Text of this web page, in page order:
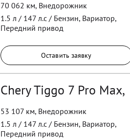
70 062 км, Внедорожник
1.5 л / 147л.с / Бензин, Вариатор,
Передний привод
Оставить заявку
Chery Tiggo 7 Pro Max,
53 107 км, Внедорожник
1.5 л / 147л.с / Бензин, Вариатор,
Передний привод